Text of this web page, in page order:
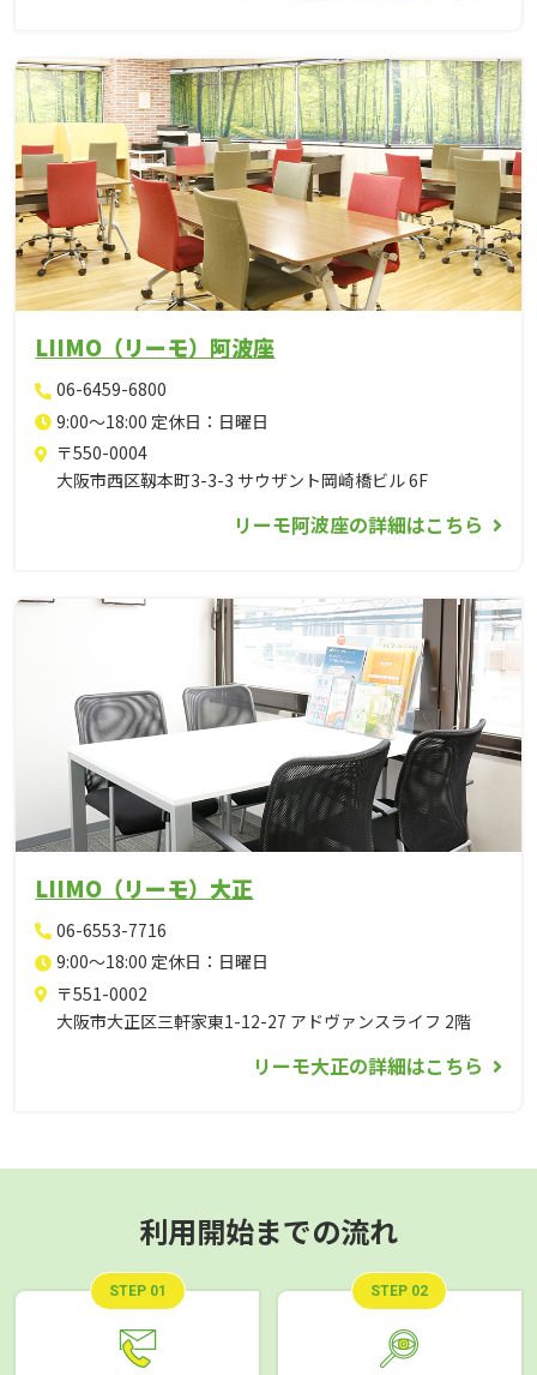
LIIMO（リーモ）阿波座
06-6459-6800
9:00～18:00 定休日：日曜日
〒550-0004
大阪市西区靱本町3-3-3 サウザント岡崎橋ビル 6F
リーモ阿波座の詳細はこちら
LIIMO（リーモ）大正
06-6553-7716
9:00～18:00 定休日：日曜日
〒551-0002
大阪市大正区三軒家東1-12-27 アドヴァンスライフ 2階
リーモ大正の詳細はこちら
利用開始までの流れ
STEP 01 STEP 02